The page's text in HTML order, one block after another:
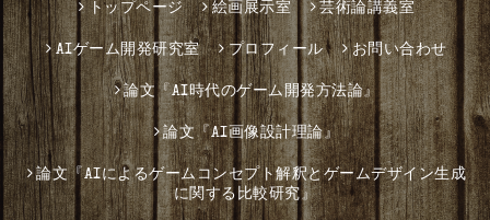
トップページ 絵画展示室 芸術論講義室
AIゲーム開発研究室 プロフィール お問い合わせ
論文『AI時代のゲーム開発方法論』
論文『AI画像設計理論』
論文『AIによるゲームコンセプト解釈とゲームデザイン生成
に関する比較研究』